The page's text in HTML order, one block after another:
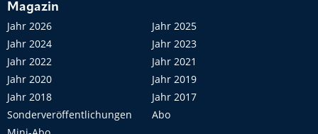
Magazin
Jahr 2026
Jahr 2025
Jahr 2024
Jahr 2023
Jahr 2022
Jahr 2021
Jahr 2020
Jahr 2019
Jahr 2018
Jahr 2017
Sonderveröffentlichungen
Abo